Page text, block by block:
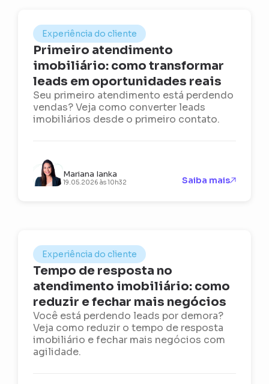
Experiência do cliente
Primeiro atendimento
imobiliário: como transformar
leads em oportunidades reais
Seu primeiro atendimento está perdendo
vendas? Veja como converter leads
imobiliários desde o primeiro contato.
Mariana Ianka
19.05.2026 às 10h32 Saiba mais
Experiência do cliente
Tempo de resposta no
atendimento imobiliário: como
reduzir e fechar mais negócios
Você está perdendo leads por demora?
Veja como reduzir o tempo de resposta
imobiliário e fechar mais negócios com
agilidade.